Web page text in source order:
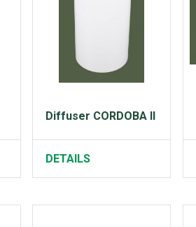
Diffuser CORDOBA II
DETAILS